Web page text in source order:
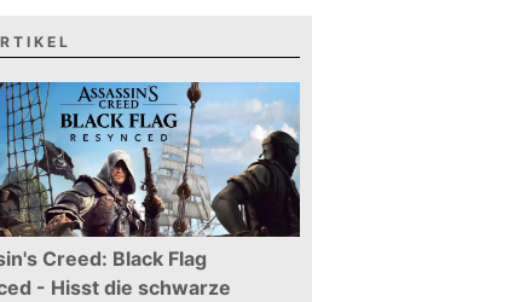
Creed: Black Flag
- Hisst die schwarze